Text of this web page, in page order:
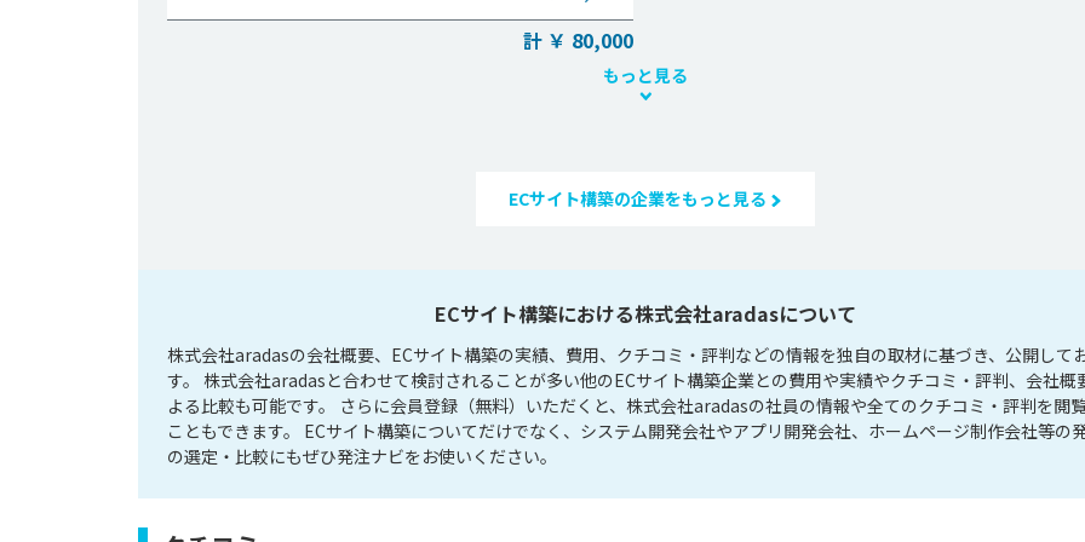
計 ￥ 80,000
もっと見る
ECサイト構築の企業をもっと見る
ECサイト構築における株式会社aradasについて
株式会社aradasの会社概要、ECサイト構築の実績、費用、クチコミ・評判などの情報を独自の取材に基づき、公開して
す。 株式会社aradasと合わせて検討されることが多い他のECサイト構築企業との費用や実績やクチコミ・評判、会社概
よる比較も可能です。 さらに会員登録（無料）いただくと、株式会社aradasの社員の情報や全てのクチコミ・評判を閲
こともできます。 ECサイト構築についてだけでなく、システム開発会社やアプリ開発会社、ホームページ制作会社等の
の選定・比較にもぜひ発注ナビをお使いください。